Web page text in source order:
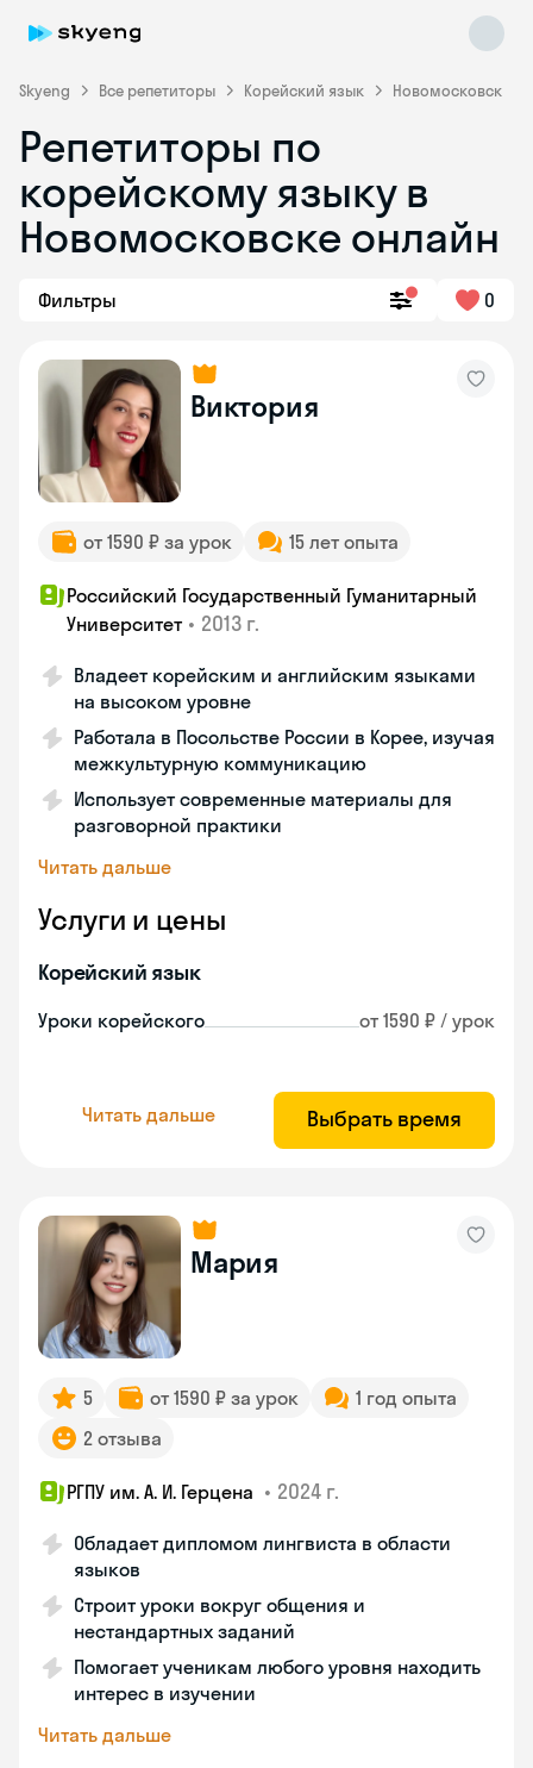
Skyeng Все репетиторы Корейский язык Новомосковск
Репетиторы по
корейскому языку в
Новомосковске онлайн
Фильтры 0
Виктория
от 1590 ₽ за урок 15 лет опыта
Российский Государственный Гуманитарный
Университет • 2013 г.
Владеет корейским и английским языками
на высоком уровне
Работала в Посольстве России в Корее, изучая
межкультурную коммуникацию
Использует современные материалы для
разговорной практики
Читать дальше
Услуги и цены
Корейский язык
Уроки корейского от 1590 ₽ / урок
Читать дальше Выбрать время
Мария
5 от 1590 ₽ за урок
1 год опыта
2 отзыва
РГПУ им. А. И. Герцена • 2024 г.
Обладает дипломом лингвиста в области
языков
Строит уроки вокруг общения и
нестандартных заданий
Помогает ученикам любого уровня находить
интерес в изучении
Читать дальше
Skyeng Chat